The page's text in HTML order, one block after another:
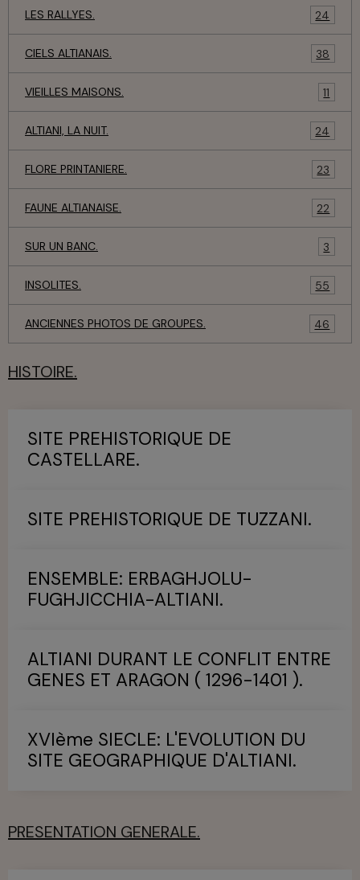
LES RALLYES. 24
CIELS ALTIANAIS. 38
VIEILLES MAISONS. 11
ALTIANI, LA NUIT. 24
FLORE PRINTANIERE. 23
FAUNE ALTIANAISE. 22
SUR UN BANC. 3
INSOLITES. 55
ANCIENNES PHOTOS DE GROUPES. 46
HISTOIRE.
SITE PREHISTORIQUE DE
CASTELLARE.
SITE PREHISTORIQUE DE TUZZANI.
ENSEMBLE: ERBAGHJOLU-
FUGHJICCHIA-ALTIANI.
ALTIANI DURANT LE CONFLIT ENTRE
GENES ET ARAGON ( 1296-1401 ).
XVIème SIECLE: L'EVOLUTION DU
SITE GEOGRAPHIQUE D'ALTIANI.
PRESENTATION GENERALE.